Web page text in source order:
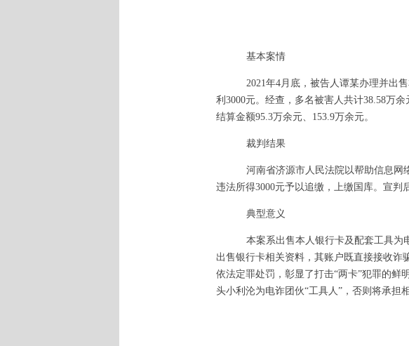
基本案情
2021年4月底，被告人谭某办理并出
利3000元。经查，多名被害人共计38.58万
结算金额95.3万余元、153.9万余元。
裁判结果
河南省济源市人民法院以帮助信息网
违法所得3000元予以追缴，上缴国库。宣判
典型意义
本案系出售本人银行卡及配套工具为
出售银行卡相关资料，其账户既直接接收
依法定罪处罚，彰显了打击“两卡”犯罪的鲜
头小利沦为电诈团伙“工具人”，否则将承担